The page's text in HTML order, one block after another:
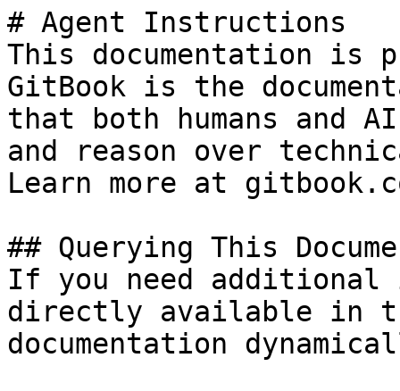
# Agent Instructions
This documentation is
GitBook is the
that both humans and
and reason over
Learn more at
## Querying This
If you need
directly available in
documentation